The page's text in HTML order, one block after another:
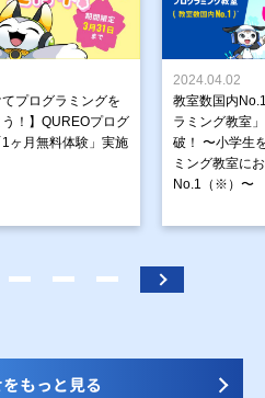
てプログラミングを
！】QUREOプログ
ヶ月無料体験」実施
2024.04.02
教室数国内
ラミング教室
破！ 〜小学生
ミング教室に
No.1（※）〜
もっと見る